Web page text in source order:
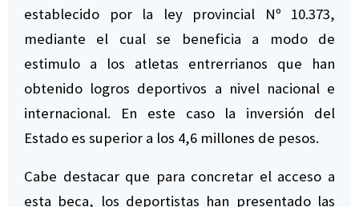
establecido por la ley provincial Nº 10.373,
mediante el cual se beneficia a modo de
estimulo a los atletas entrerrianos que han
obtenido logros deportivos a nivel nacional e
internacional. En este caso la inversión del
Estado es superior a los 4,6 millones de pesos.
Cabe destacar que para concretar el acceso a
esta beca, los deportistas han presentado las